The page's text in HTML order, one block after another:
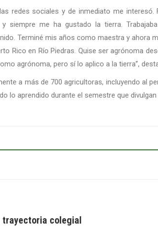
redes sociales y de inmediato me
siempre me ha gustado la tierra.
Terminé mis años como maestra y ahora
Rico en Río Piedras. Quise ser agrónoma
agrónoma, pero sí lo aplico a la tierra”,
a más de 700 agricultoras, incluyendo al
lo aprendido durante el semestre que
trayectoria colegial